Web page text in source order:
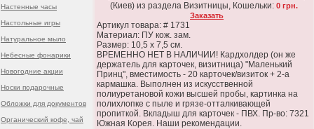
Настенные часы
Настольные игры
Натуральное мыло
Небесные фонарики
Новогодние акции
Носки подарочные
Обложки для документов
Органический кофе, чай
(Киев) из раздела Визитницы, Кошельки: 0 грн.
Заказать
Артикул товара: # 1731
Материал: ПУ кож. зам.
Размер: 10,5 х 7,5 см.
ВРЕМЕННО НЕТ В НАЛИЧИИ! Кардхолдер (он же
держатель для карточек, визитница) "Маленький
Принц", вместимость - 20 карточек/визиток + 2-а
кармашка. Выполнен из искусственной
полиуретановой кожи высшей пробы, картинка на
полихлопке с пыле и грязе-отталкивающей
пропиткой. Вкладыш для карточек - ПВХ. Пр-во: 7321
Южная Корея. Наши рекомендации.